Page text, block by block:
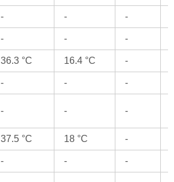
- - -
- - -
36.3 °C 16.4 °C -
- - -
- - -
37.5 °C 18 °C -
- - -